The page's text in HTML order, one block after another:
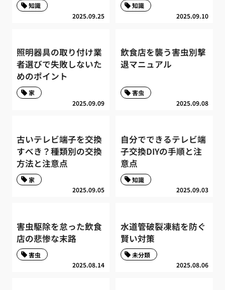
2025.09.25
知識
2025.09.10
知識
照明器具の取り付け業
者選びで失敗しないた
めのポイント
2025.09.09
家
飲食店を襲う害虫別撃
退マニュアル
2025.09.08
害虫
古いテレビ端子を交換
すべき？種類別の交換
方法と注意点
2025.09.05
家
自分でできるテレビ端
子交換DIYの手順と注
意点
2025.09.03
知識
害虫駆除を怠った飲食
店の悲惨な末路
2025.08.14
害虫
水道管破裂凍結を防ぐ
賢い対策
2025.08.06
未分類